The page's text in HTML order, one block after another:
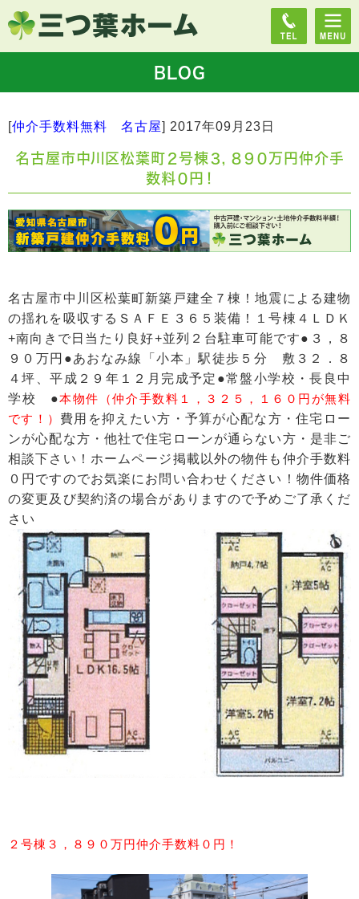
BLOG
[仲介手数料無料 名古屋] 2017年09月23日
名古屋市中川区松葉町２号棟３，８９０万円仲介手
数料０円！
名古屋市中川区松葉町新築戸建全７棟！地震による建物
の揺れを吸収するＳＡＦＥ３６５装備！１号棟４ＬＤＫ
+南向きで日当たり良好+並列２台駐車可能です●３，８
９０万円●あおなみ線「小本」駅徒歩５分 敷３２．８
４坪、平成２９年１２月完成予定●常盤小学校・長良中
学校 ●本物件（仲介手数料１，３２５，１６０円が無料
です！） 費用を抑えたい方・予算が心配な方・住宅ロー
ンが心配な方・他社で住宅ローンが通らない方・是非ご
相談下さい！ホームページ掲載以外の物件も仲介手数料
０円ですのでお気楽にお問い合わせください！物件価格
の変更及び契約済の場合がありますので予めご了承くだ
さい
２号棟３，８９０万円仲介手数料０円！